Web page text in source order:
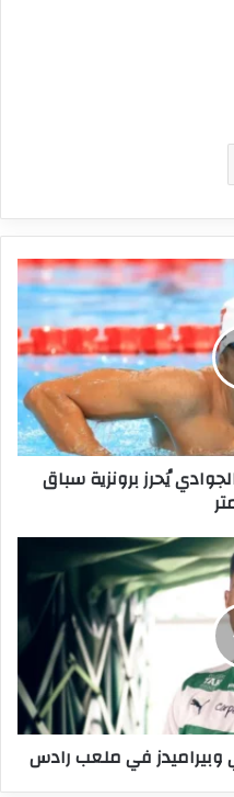
يُحرز برونزية سباق
وبيراميدز في ملعب رادس